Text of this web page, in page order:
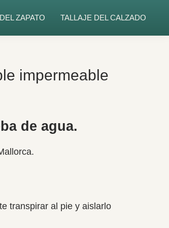
ZAPATO TALLAJE DEL CALZADO
impermeable
de agua.
transpirar al pie y aislarlo